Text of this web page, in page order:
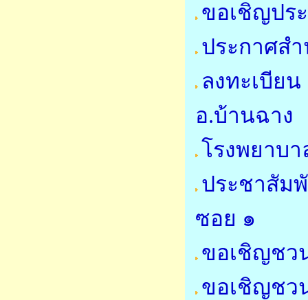
ขอเชิญปร
ประกาศส
ลงทะเบีย
อ.บ้านฉาง
โรงพยาบ
ประชาสัม
ซอย ๑
ขอเชิญชว
ขอเชิญชว